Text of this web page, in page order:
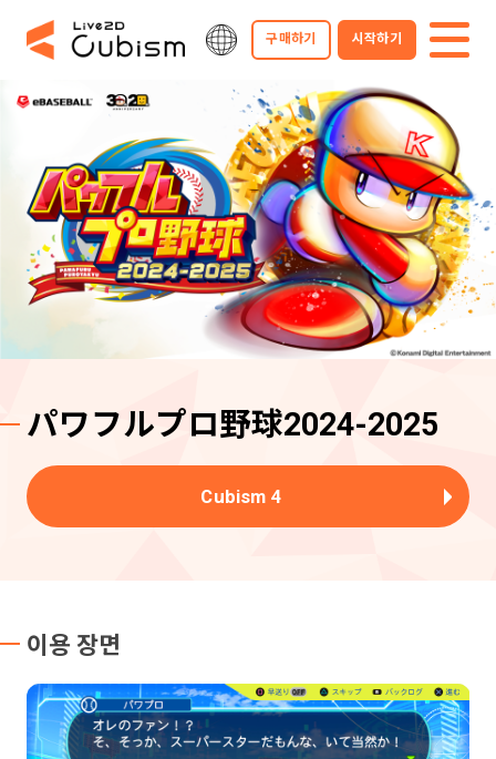
구매하기 시작하기
パワフルプロ野球2024-2025
Cubism 4
이용 장면